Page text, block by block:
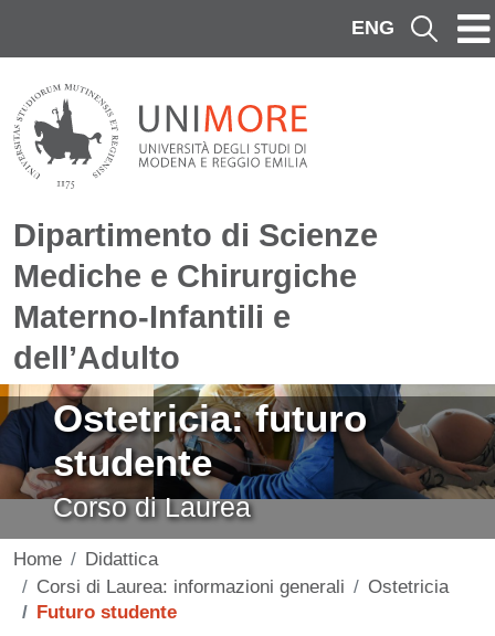
ENG Cerca
Dipartimento di Scienze
Mediche e Chirurgiche
Materno-Infantili e
dell’Adulto
ImmagineOstetricia: futuro
studente
Corso di Laurea
Home
Didattica
Corsi di Laurea: informazioni generali
Ostetricia
Futuro studente